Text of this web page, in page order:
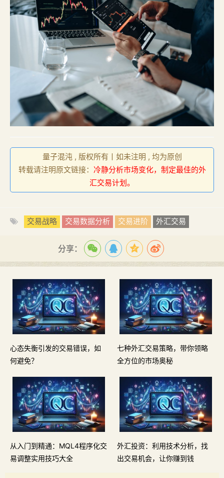
量子混沌 , 版权所有丨如未注明 , 均为原创
转载请注明原文链接： 冷静分析市场变化，制定最佳的外
汇交易计划。
交易战略 交易数据分析 交易进阶 外汇交易
分享：
心态失衡引发的交易错误，如
何避免？
七种外汇交易策略，带你领略
全方位的市场奥秘
从入门到精通：MQL4程序化交
易调整实用技巧大全
外汇投资：利用技术分析，找
出交易机会，让你赚到钱